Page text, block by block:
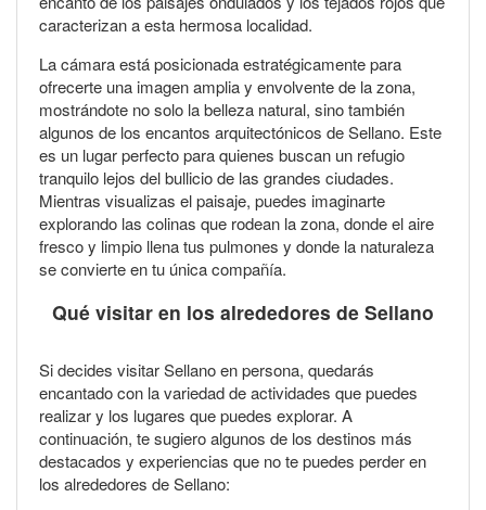
caracterizan a esta hermosa localidad.
La cámara está posicionada estratégicamente para
ofrecerte una imagen amplia y envolvente de la zona,
mostrándote no solo la belleza natural, sino también
algunos de los encantos arquitectónicos de Sellano. Este
es un lugar perfecto para quienes buscan un refugio
tranquilo lejos del bullicio de las grandes ciudades.
Mientras visualizas el paisaje, puedes imaginarte
explorando las colinas que rodean la zona, donde el aire
fresco y limpio llena tus pulmones y donde la naturaleza
se convierte en tu única compañía.
Qué visitar en los alrededores de Sellano
Si decides visitar Sellano en persona, quedarás
encantado con la variedad de actividades que puedes
realizar y los lugares que puedes explorar. A
continuación, te sugiero algunos de los destinos más
destacados y experiencias que no te puedes perder en
los alrededores de Sellano: